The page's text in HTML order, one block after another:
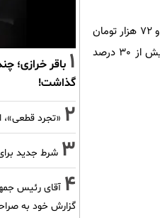
به عنوان مثال به هنگام نگارش این مطلب، نرخ خرید و فروش دلار در سایت مرکز مبادله بانک مرکزی حدود 71 و 72 هزار تومان
اما قیمت واقعی و روز دلار حدود 106 و 107 هزار تومان است. یعنی فاصله 35 و 36 هزار تومانی که معادل بیش از 30 درصد
1 باقر خرازی؛
گذاشت!
2 «تجرد قطعی»،
3 شرط جدید
4 آقای رئیس
گزارش خود به